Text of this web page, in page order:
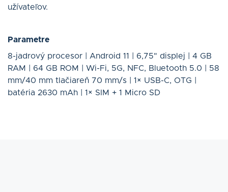
užívateľov.
Parametre
8-jadrový procesor | Android 11 | 6,75" displej | 4 GB
RAM | 64 GB ROM | Wi-Fi, 5G, NFC, Bluetooth 5.0 | 58
mm/40 mm tlačiareň 70 mm/s | 1× USB-C, OTG |
batéria 2630 mAh | 1× SIM + 1 Micro SD